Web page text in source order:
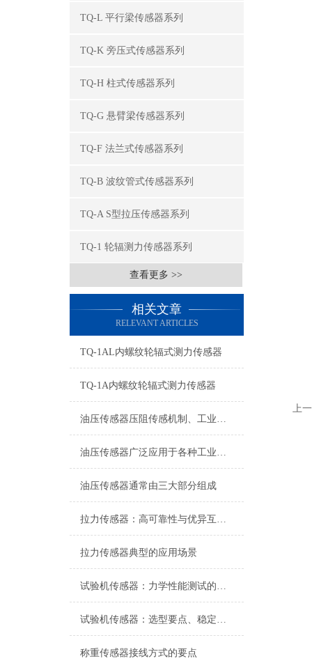
TQ-L 平行梁传感器系列
TQ-K 旁压式传感器系列
TQ-H 柱式传感器系列
TQ-G 悬臂梁传感器系列
TQ-F 法兰式传感器系列
TQ-B 波纹管式传感器系列
TQ-A S型拉压传感器系列
TQ-1 轮辐测力传感器系列
查看更多 >>
相关文章
RELEVANT ARTICLES
TQ-1AL内螺纹轮辐式测力传感器
TQ-1A内螺纹轮辐式测力传感器
油压传感器压阻传感机制、工业工况适配与标准化运维管理
油压传感器广泛应用于各种工业自控环境
油压传感器通常由三大部分组成
拉力传感器：高可靠性与优异互换性的技术解析
拉力传感器典型的应用场景
试验机传感器：力学性能测试的核心组件解析
试验机传感器：选型要点、稳定性及分类详解
称重传感器接线方式的要点
上